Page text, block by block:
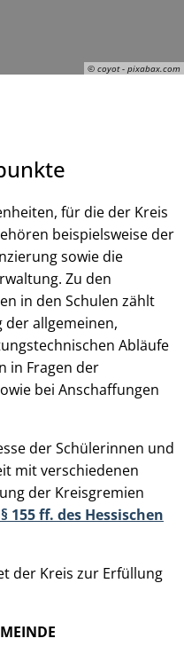
© coyot - pixabax.com
© coyot - pixabax.com
für die der Kreis
beispielsweise der
sowie die
Zu den
in den Schulen zählt
allgemeinen,
Abläufe
in Fragen der
bei Anschaffungen
der Schülerinnen und
mit verschiedenen
der Kreisgremien
155 ff. des Hessischen
der Kreis zur Erfüllung